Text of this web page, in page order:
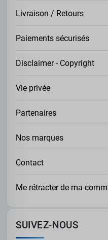
Livraison / Retours
Paiements sécurisés
Disclaimer - Copyright
Vie privée
Partenaires
Nos marques
Contact
Me rétracter de ma
SUIVEZ-NOUS